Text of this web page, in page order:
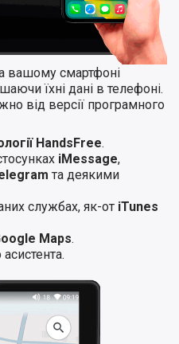
вашому смартфоні
їхні дані в телефоні.
від версії програмного
HandsFree.
iMessage,
та деякими
службах, як-от iTunes
Maps.